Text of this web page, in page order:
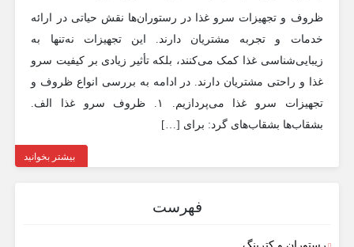
ظروف و تجهیزات سرو غذا در رستوران‌ها نقش حیاتی در ارائه
خدمات و تجربه مشتریان دارند. این تجهیزات نه‌تنها به
زیبایی‌شناسی غذا کمک می‌کنند، بلکه تأثیر زیادی بر کیفیت سرو
غذا و راحتی مشتریان دارند. در ادامه به بررسی انواع ظروف و
تجهیزات سرو غذا می‌پردازیم. ۱. ظروف سرو غذا الف.
بشقاب‌ها بشقاب‌های گرد: برای […]
بیشتر بخوانید
فهرست